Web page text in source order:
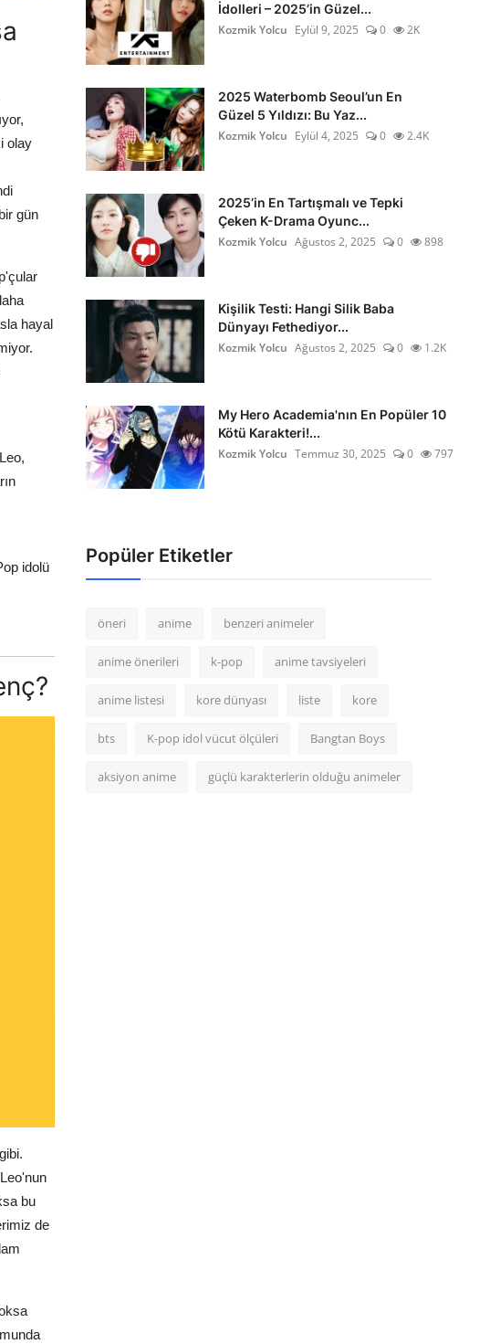
olay
gün
hayal
idolü
bu
de
İdolleri – 2025’in Güzel...
Kozmik Yolcu Eylül 9, 2025 0 2K
2025 Waterbomb Seoul’un En
Güzel 5 Yıldızı: Bu Yaz...
Kozmik Yolcu Eylül 4, 2025 0 2.4K
2025’in En Tartışmalı ve Tepki
Çeken K-Drama Oyunc...
Kozmik Yolcu Ağustos 2, 2025 0 898
Kişilik Testi: Hangi Silik Baba
Dünyayı Fethediyor...
Kozmik Yolcu Ağustos 2, 2025 0 1.2K
My Hero Academia'nın En Popüler 10
Kötü Karakteri!...
Kozmik Yolcu Temmuz 30, 2025 0 797
Popüler Etiketler
öneri anime benzeri animeler
anime önerileri k-pop anime tavsiyeleri
anime listesi kore dünyası liste kore
bts K-pop idol vücut ölçüleri Bangtan Boys
aksiyon anime güçlü karakterlerin olduğu animeler